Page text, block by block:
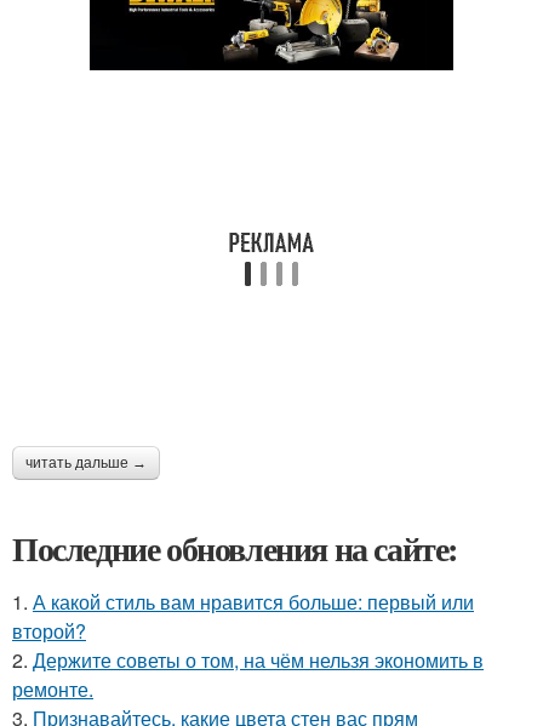
читать дальше →
Последние обновления на сайте:
1. А какой стиль вам нравится больше: первый или
второй?
2. Держите советы о том, на чём нельзя экономить в
ремонте.
3. Признавайтесь, какие цвета стен вас прям